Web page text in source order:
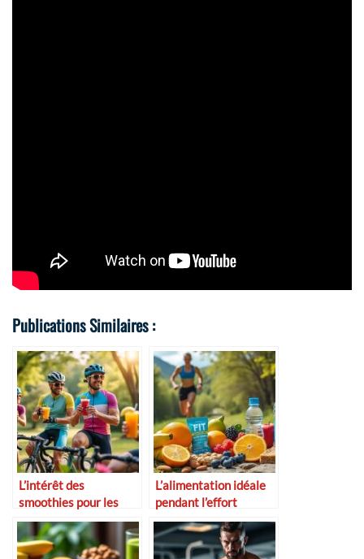
Publications Similaires :
L’intérêt des
smoothies pour les
cyclistes
L’alimentation idéale
pendant l’effort